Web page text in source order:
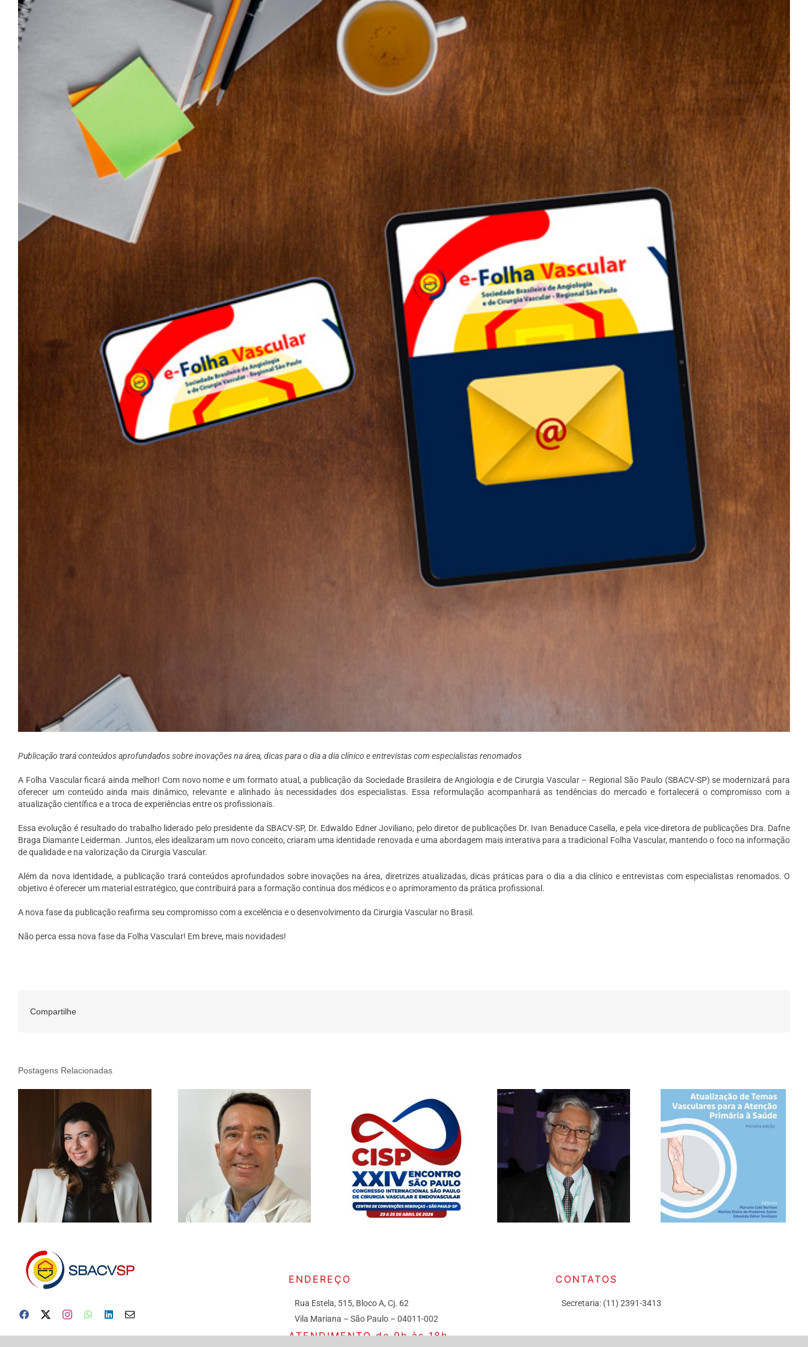
Publicação trará conteúdos aprofundados sobre inovações na área, dicas para o dia a dia clínico e entrevistas com especialistas renomados
A Folha Vascular ficará ainda melhor! Com novo nome e um formato atual, a publicação da Sociedade Brasileira de Angiologia e de Cirurgia Vascular – Regional São Paulo (SBACV-SP) se modernizará para
oferecer um conteúdo ainda mais dinâmico, relevante e alinhado às necessidades dos especialistas. Essa reformulação acompanhará as tendências do mercado e fortalecerá o compromisso com a
atualização científica e a troca de experiências entre os profissionais.
Essa evolução é resultado do trabalho liderado pelo presidente da SBACV-SP, Dr. Edwaldo Edner Joviliano, pelo diretor de publicações Dr. Ivan Benaduce Casella, e pela vice-diretora de publicações Dra. Dafne
Braga Diamante Leiderman. Juntos, eles idealizaram um novo conceito, criaram uma identidade renovada e uma abordagem mais interativa para a tradicional Folha Vascular, mantendo o foco na informação
de qualidade e na valorização da Cirurgia Vascular.
Além da nova identidade, a publicação trará conteúdos aprofundados sobre inovações na área, diretrizes atualizadas, dicas práticas para o dia a dia clínico e entrevistas com especialistas renomados. O
objetivo é oferecer um material estratégico, que contribuirá para a formação contínua dos médicos e o aprimoramento da prática profissional.
A nova fase da publicação reafirma seu compromisso com a excelência e o desenvolvimento da Cirurgia Vascular no Brasil.
Não perca essa nova fase da Folha Vascular! Em breve, mais novidades!
Compartilhe
Postagens Relacionadas
ENDEREÇO
Rua Estela, 515, Bloco A, Cj. 62
Vila Mariana – São Paulo – 04011-002
ATENDIMENTO de 9h às 18h
CONTATOS
Secretaria: (11) 2391-3413